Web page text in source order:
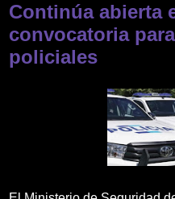
Continúa abierta
convocatoria
policiales